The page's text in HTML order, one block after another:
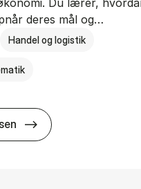
Du lærer,
deres mål og…
Handel og logistik
HA al­men